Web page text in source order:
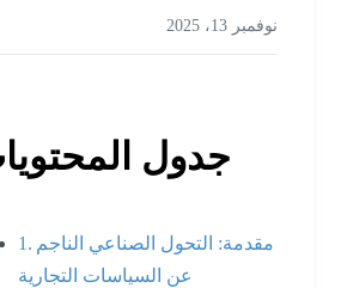
نوفمبر 13، 2025
جدول المحتويات
مقدمة: التحول الصناعي الناجم
عن السياسات التجارية